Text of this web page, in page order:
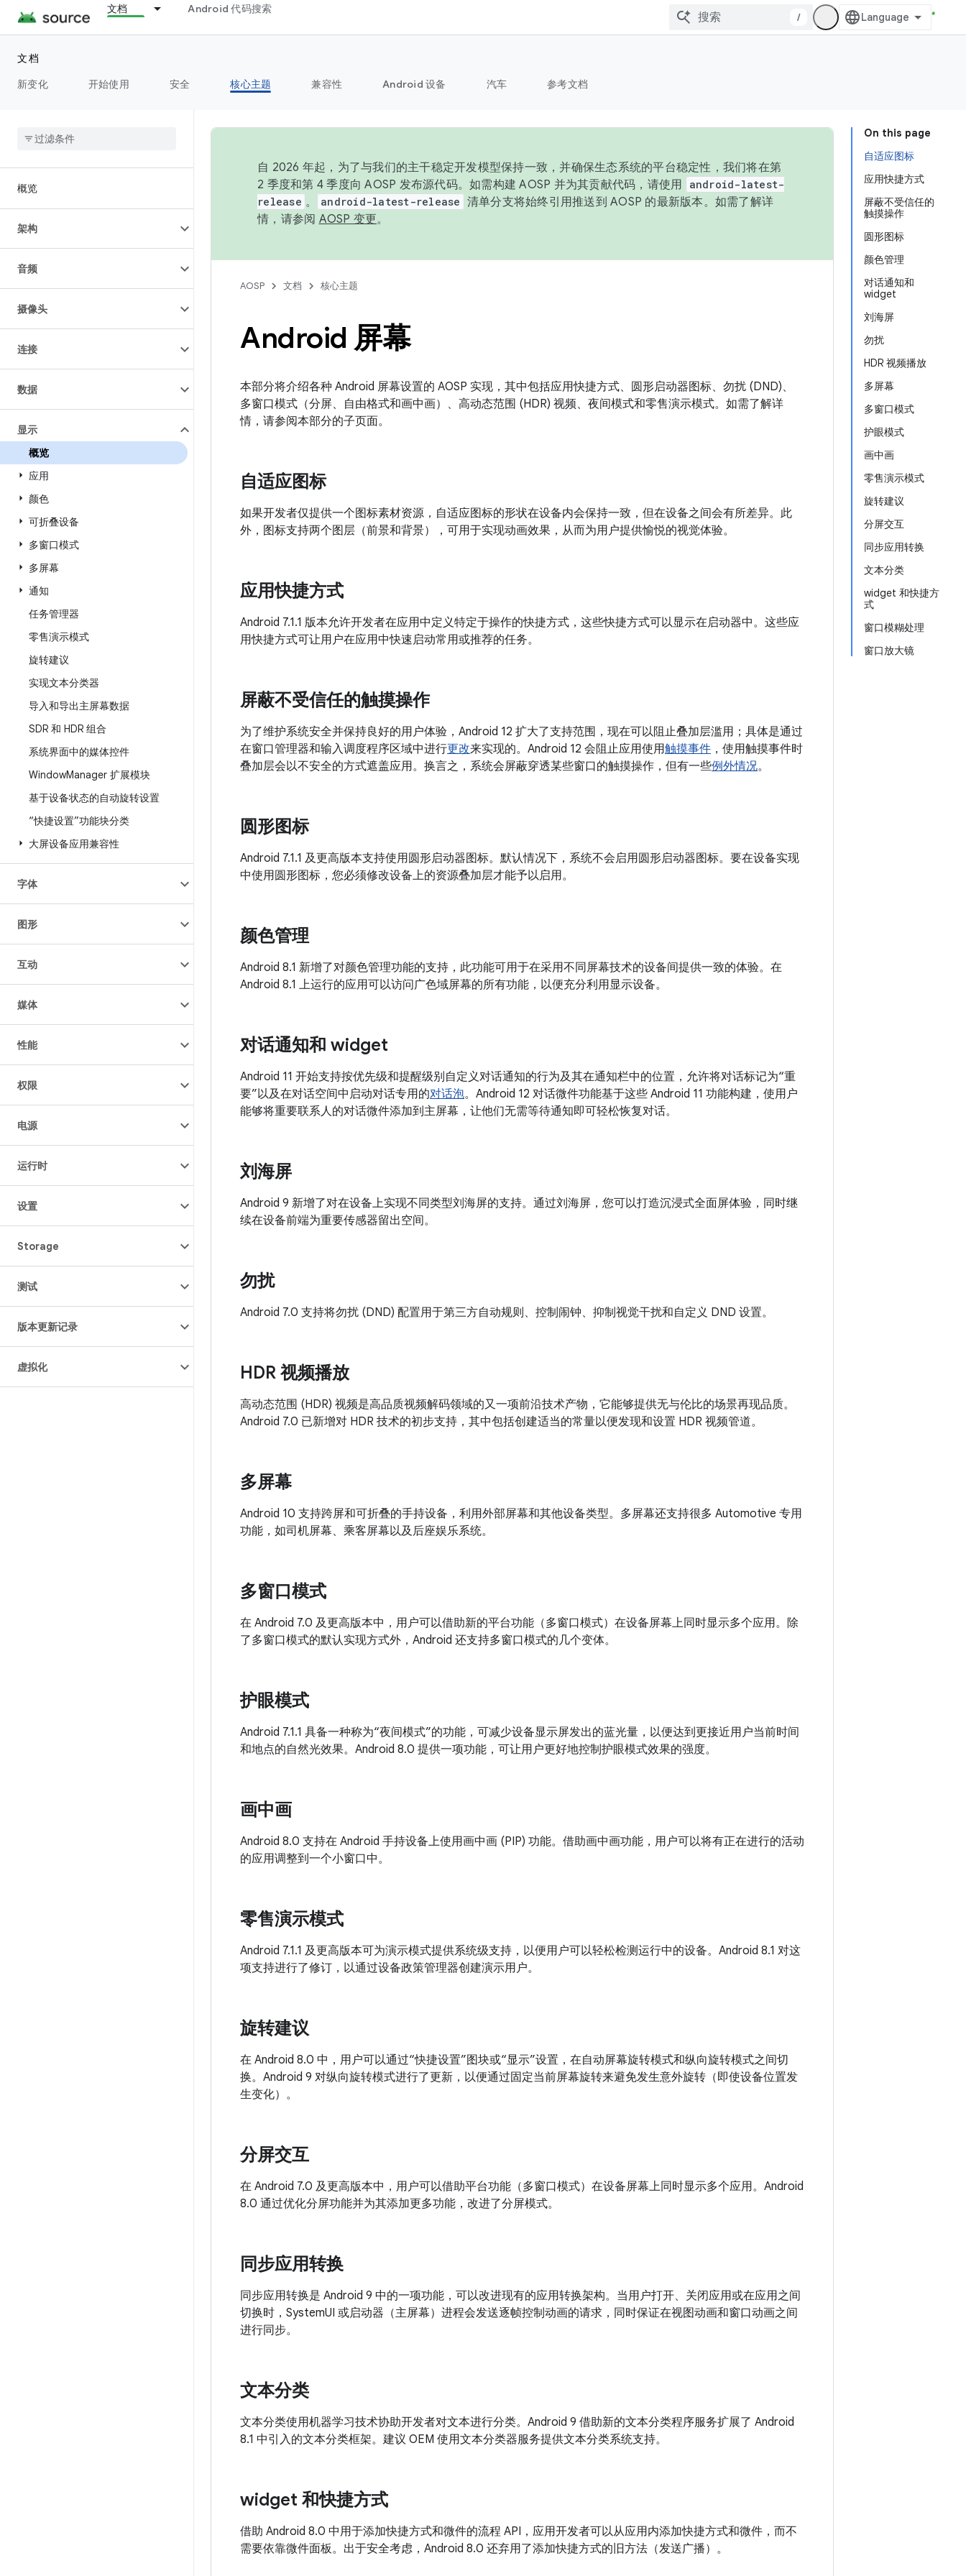
文档 Android 代码搜索
/
文档
新变化
开始使用 安全 核心主题 兼容性 Android 设备 汽车 参考文档
概览
架构
音频
摄像头
连接
数据
显示
概览
应用
颜色
可折叠设备
多窗口模式
多屏幕
通知
任务管理器
零售演示模式
旋转建议
实现文本分类器
导入和导出主屏幕数据
SDR 和 HDR 组合
系统界面中的媒体控件
WindowManager 扩展模块
基于设备状态的自动旋转设置
“快捷设置”功能块分类
大屏设备应用兼容性
字体
图形
互动
媒体
性能
权限
电源
运行时
设置
Storage
测试
版本更新记录
虚拟化
On this page
自适应图标
应用快捷方式
屏蔽不受信任的
触摸操作
圆形图标
颜色管理
对话通知和
widget
刘海屏
勿扰
HDR 视频播放
多屏幕
多窗口模式
护眼模式
画中画
零售演示模式
旋转建议
分屏交互
同步应用转换
文本分类
widget 和快捷方
式
窗口模糊处理
窗口放大镜
自 2026 年起，为了与我们的主干稳定开发模型保持一致，并确保生态系统的平台稳定性，我们将在第
2 季度和第 4 季度向 AOSP 发布源代码。如需构建 AOSP 并为其贡献代码，请使用
android-latest-
release 。 android-latest-release 清单分支将始终引用推送到 AOSP 的最新版本。如需了解详
情，请参阅 AOSP 变更。
AOSP 文档 核心主题
Android 屏幕
本部分将介绍各种 Android 屏幕设置的 AOSP 实现，其中包括应用快捷方式、圆形启动器图标、勿扰 (DND)、
多窗口模式（分屏、自由格式和画中画）、高动态范围 (HDR) 视频、夜间模式和零售演示模式。如需了解详
情，请参阅本部分的子页面。
自适应图标
如果开发者仅提供一个图标素材资源，自适应图标的形状在设备内会保持一致，但在设备之间会有所差异。此
外，图标支持两个图层（前景和背景），可用于实现动画效果，从而为用户提供愉悦的视觉体验。
应用快捷方式
Android 7.1.1 版本允许开发者在应用中定义特定于操作的快捷方式，这些快捷方式可以显示在启动器中。这些应
用快捷方式可让用户在应用中快速启动常用或推荐的任务。
屏蔽不受信任的触摸操作
为了维护系统安全并保持良好的用户体验，Android 12 扩大了支持范围，现在可以阻止叠加层滥用；具体是通过
在窗口管理器和输入调度程序区域中进行更改来实现的。Android 12 会阻止应用使用触摸事件 ，使用触摸事件时
叠加层会以不安全的方式遮盖应用。换言之，系统会屏蔽穿透某些窗口的触摸操作，但有一些例外情况。
圆形图标
Android 7.1.1 及更高版本支持使用圆形启动器图标。默认情况下，系统不会启用圆形启动器图标。要在设备实现
中使用圆形图标，您必须修改设备上的资源叠加层才能予以启用。
颜色管理
Android 8.1 新增了对颜色管理功能的支持，此功能可用于在采用不同屏幕技术的设备间提供一致的体验。在
Android 8.1 上运行的应用可以访问广色域屏幕的所有功能，以便充分利用显示设备。
对话通知和 widget
Android 11 开始支持按优先级和提醒级别自定义对话通知的行为及其在通知栏中的位置，允许将对话标记为“重
要”以及在对话空间中启动对话专用的对话泡。Android 12 对话微件功能基于这些 Android 11 功能构建，使用户
能够将重要联系人的对话微件添加到主屏幕，让他们无需等待通知即可轻松恢复对话。
刘海屏
Android 9 新增了对在设备上实现不同类型刘海屏的支持。通过刘海屏，您可以打造沉浸式全面屏体验，同时继
续在设备前端为重要传感器留出空间。
勿扰
Android 7.0 支持将勿扰 (DND) 配置用于第三方自动规则、控制闹钟、抑制视觉干扰和自定义 DND 设置。
HDR 视频播放
高动态范围 (HDR) 视频是高品质视频解码领域的又一项前沿技术产物，它能够提供无与伦比的场景再现品质。
Android 7.0 已新增对 HDR 技术的初步支持，其中包括创建适当的常量以便发现和设置 HDR 视频管道。
多屏幕
Android 10 支持跨屏和可折叠的手持设备，利用外部屏幕和其他设备类型。多屏幕还支持很多 Automotive 专用
功能，如司机屏幕、乘客屏幕以及后座娱乐系统。
多窗口模式
在 Android 7.0 及更高版本中，用户可以借助新的平台功能（多窗口模式）在设备屏幕上同时显示多个应用。除
了多窗口模式的默认实现方式外，Android 还支持多窗口模式的几个变体。
护眼模式
Android 7.1.1 具备一种称为“夜间模式”的功能，可减少设备显示屏发出的蓝光量，以便达到更接近用户当前时间
和地点的自然光效果。Android 8.0 提供一项功能，可让用户更好地控制护眼模式效果的强度。
画中画
Android 8.0 支持在 Android 手持设备上使用画中画 (PIP) 功能。借助画中画功能，用户可以将有正在进行的活动
的应用调整到一个小窗口中。
零售演示模式
Android 7.1.1 及更高版本可为演示模式提供系统级支持，以便用户可以轻松检测运行中的设备。Android 8.1 对这
项支持进行了修订，以通过设备政策管理器创建演示用户。
旋转建议
在 Android 8.0 中，用户可以通过“快捷设置”图块或“显示”设置，在自动屏幕旋转模式和纵向旋转模式之间切
换。Android 9 对纵向旋转模式进行了更新，以便通过固定当前屏幕旋转来避免发生意外旋转（即使设备位置发
生变化）。
分屏交互
在 Android 7.0 及更高版本中，用户可以借助平台功能（多窗口模式）在设备屏幕上同时显示多个应用。Android
8.0 通过优化分屏功能并为其添加更多功能，改进了分屏模式。
同步应用转换
同步应用转换是 Android 9 中的一项功能，可以改进现有的应用转换架构。当用户打开、关闭应用或在应用之间
切换时，SystemUI 或启动器（主屏幕）进程会发送逐帧控制动画的请求，同时保证在视图动画和窗口动画之间
进行同步。
文本分类
文本分类使用机器学习技术协助开发者对文本进行分类。Android 9 借助新的文本分类程序服务扩展了 Android
8.1 中引入的文本分类框架。建议 OEM 使用文本分类器服务提供文本分类系统支持。
widget 和快捷方式
借助 Android 8.0 中用于添加快捷方式和微件的流程 API，应用开发者可以从应用内添加快捷方式和微件，而不
需要依靠微件面板。出于安全考虑，Android 8.0 还弃用了添加快捷方式的旧方法（发送广播）。